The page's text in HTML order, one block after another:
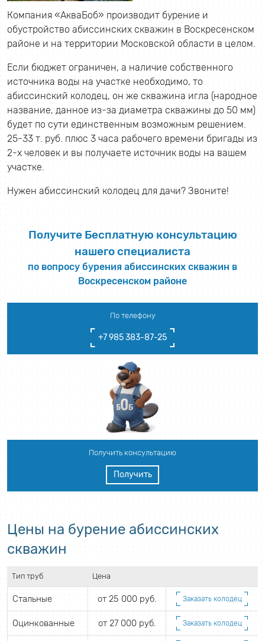
Компания «АкваБоб» производит бурение и
обустройство абиссинских скважин в Воскресенском
районе и на территории Московской области в целом.
Если бюджет ограничен, а наличие собственного
источника воды на участке необходимо, то
абиссинский колодец, он же скважина игла (народное
название, данное из-за диаметра скважины до 50 мм)
будет по сути единственным возможным решением.
25-33 т. руб. плюс 3 часа рабочего времени бригады из
2-х человек и вы получаете источник воды на вашем
участке.
Нужен абиссинский колодец для дачи? Звоните!
Получите Бесплатную консультацию
нашего специалиста
по вопросу бурения абиссинских скважин в
Воскресенском районе
По телефону
+7 985 383-87-25
Получить консультацию
Получить
Цены на бурение абиссинских
скважин
Тип труб Цена
Стальные от 25 000 руб. Заказать колодец
Оцинкованные от 27 000 руб. Заказать колодец